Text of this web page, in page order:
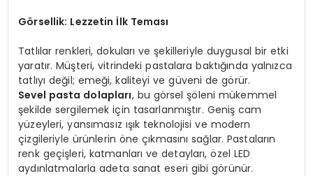
Görsellik: Lezzetin İlk Teması
Tatlılar renkleri, dokuları ve şekilleriyle duygusal bir etki
yaratır. Müşteri, vitrindeki pastalara baktığında yalnızca
tatlıyı değil; emeği, kaliteyi ve güveni de görür.
Sevel pasta dolapları, bu görsel şöleni mükemmel
şekilde sergilemek için tasarlanmıştır. Geniş cam
yüzeyleri, yansımasız ışık teknolojisi ve modern
çizgileriyle ürünlerin öne çıkmasını sağlar. Pastaların
renk geçişleri, katmanları ve detayları, özel LED
aydınlatmalarla adeta sanat eseri gibi görünür.